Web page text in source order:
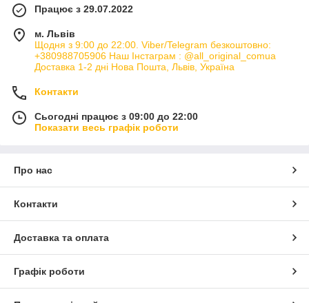
Працює з 29.07.2022
м. Львів
Щодня з 9:00 до 22:00. Viber/Telegram безкоштовно:
+380988705906 Наш Інстаграм : @all_original_comua
Доставка 1-2 дні Нова Пошта, Львів, Україна
Контакти
Сьогодні працює з 09:00 до 22:00
Показати весь графік роботи
Про нас
Контакти
Доставка та оплата
Графік роботи